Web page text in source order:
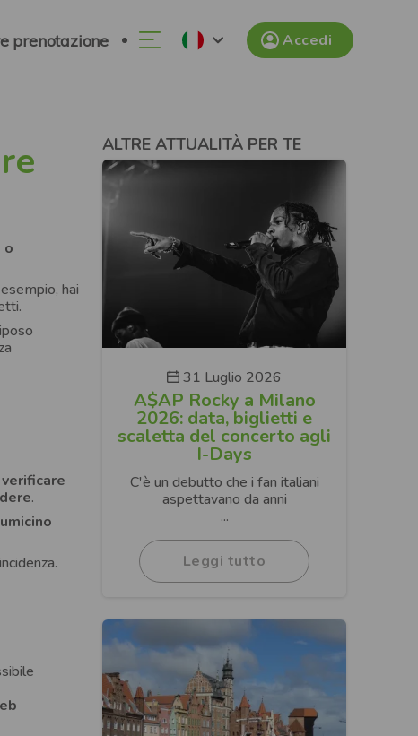
prenotazione Accedi
o
hai
verificare
.
ALTRE ATTUALITÀ PER TE
31 Luglio 2026
A$AP Rocky a Milano
2026: data, biglietti e
scaletta del concerto agli
I-Days
C'è un debutto che i fan italiani
aspettavano da anni
...
Leggi tutto